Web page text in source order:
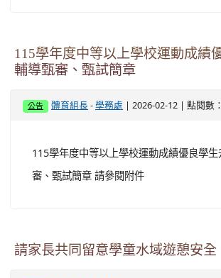
115學年度中等以上學校運動成績
輔導甄審、甄試簡章
公告 體育組長 -學務處 | 2026-02-12 | 點閱數
115學年度中等以上學校運動成績優良學
審、甄試簡章 請參閱附件
請家長共同留意學童水域遊憩安全